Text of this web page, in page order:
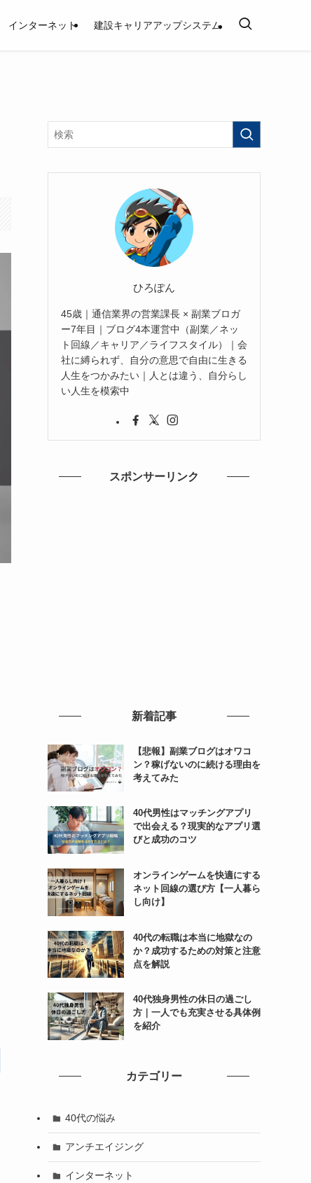
インターネット 建設キャリアアップシステム
ひろぽん
45歳｜通信業界の営業課長 × 副業ブロガ
ー7年目｜ブログ4本運営中（副業／ネッ
ト回線／キャリア／ライフスタイル）｜会
社に縛られず、自分の意思で自由に生きる
人生をつかみたい｜人とは違う、自分らし
い人生を模索中
スポンサーリンク
新着記事
【悲報】副業ブログはオワコ
ン？稼げないのに続ける理由を
考えてみた
40代男性はマッチングアプリ
で出会える？現実的なアプリ選
びと成功のコツ
オンラインゲームを快適にする
ネット回線の選び方【一人暮ら
し向け】
40代の転職は本当に地獄なの
か？成功するための対策と注意
点を解説
40代独身男性の休日の過ごし
方｜一人でも充実させる具体例
を紹介
カテゴリー
40代の悩み
アンチエイジング
インターネット